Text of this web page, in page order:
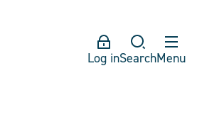
Log inSearchMenu